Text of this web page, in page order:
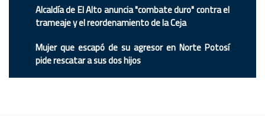
Alcaldía de El Alto anuncia "combate duro" contra el
trameaje y el reordenamiento de la Ceja
Mujer que escapó de su agresor en Norte Potosí
pide rescatar a sus dos hijos